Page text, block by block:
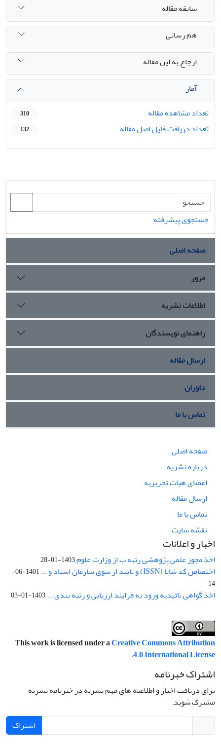
سابقه مقاله
هم رسانی
ارجاع به این مقاله
آمار
تعداد مشاهده مقاله
310
تعداد دریافت فایل اصل مقاله 132
جستجوی پیشرفته
صفحه اصلی
مرور
اطلاعات نشریه
راهنمای نویسندگان
ارسال مقاله
داوران
تماس با ما
صفحه اصلی
درباره نشریه
اعضای هیات تحریریه
ارسال مقاله
تماس با ما
نقشه سایت
اخبار و اعلانات
اخذ مجوز علمی پژوهشی رتبه ب از وزارت علوم1403-01-28
اختصاص کد شاپا (ISSN) و تایید از سوی سازمان اسناد و ...
1401-06-
14
اخذ گواهی تائیدیه ورود به فرایند ارزیابی و رتبه بندی ...1403-01-03
This work is licensed under aCreative Commons Attribution
4.0 International License
.
اشتراک خبرنامه
برای دریافت اخبار و اطلاعیه های مهم نشریه در خبرنامه نشریه
مشترک شوید.
اشتراک